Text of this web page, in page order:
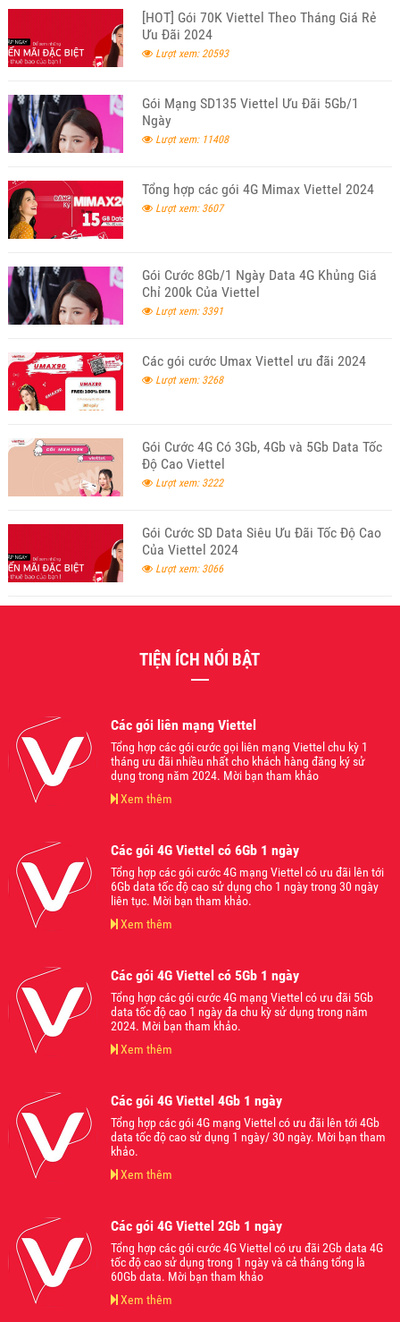
[HOT] Gói 70K Viettel Theo Tháng Giá Rẻ
Ưu Đãi 2024
Lượt xem: 20593
Gói Mạng SD135 Viettel Ưu Đãi 5Gb/1
Ngày
Lượt xem: 11408
Tổng hợp các gói 4G Mimax Viettel 2024
Lượt xem: 3607
Gói Cước 8Gb/1 Ngày Data 4G Khủng Giá
Chỉ 200k Của Viettel
Lượt xem: 3391
Các gói cước Umax Viettel ưu đãi 2024
Lượt xem: 3268
Gói Cước 4G Có 3Gb, 4Gb và 5Gb Data Tốc
Độ Cao Viettel
Lượt xem: 3222
Gói Cước SD Data Siêu Ưu Đãi Tốc Độ Cao
Của Viettel 2024
Lượt xem: 3066
TIỆN ÍCH NỔI BẬT
Các gói liên mạng Viettel
Tổng hợp các gói cước gọi liên mạng Viettel chu kỳ 1
tháng ưu đãi nhiều nhất cho khách hàng đăng ký sử
dụng trong năm 2024. Mời bạn tham khảo
Xem thêm
Các gói 4G Viettel có 6Gb 1 ngày
Tổng hợp các gói cước 4G mạng Viettel có ưu đãi lên tới
6Gb data tốc độ cao sử dụng cho 1 ngày trong 30 ngày
liên tục. Mời bạn tham khảo.
Xem thêm
Các gói 4G Viettel có 5Gb 1 ngày
Tổng hợp các gói cước 4G mạng Viettel có ưu đãi 5Gb
data tốc độ cao 1 ngày đa chu kỳ sử dụng trong năm
2024. Mời bạn tham khảo.
Xem thêm
Các gói 4G Viettel 4Gb 1 ngày
Tổng hợp các gói 4G mạng Viettel có ưu đãi lên tới 4Gb
data tốc độ cao sử dụng 1 ngày/ 30 ngày. Mời bạn tham
khảo.
Xem thêm
Các gói 4G Viettel 2Gb 1 ngày
Tổng hợp các gói cước 4G Viettel có ưu đãi 2Gb data 4G
tốc độ cao sử dụng trong 1 ngày và cả tháng tổng là
60Gb data. Mời bạn tham khảo
Xem thêm